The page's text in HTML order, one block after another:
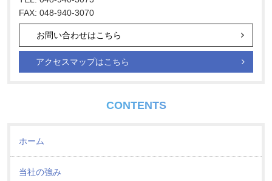
FAX: 048-940-3070
お問い合わせはこちら
アクセスマップはこちら
CONTENTS
ホーム
当社の強み